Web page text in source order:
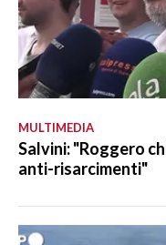
MULTIMEDIA
Salvini: "Roggero
anti-risarcimenti"